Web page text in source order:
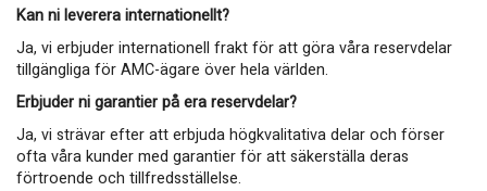
Kan ni leverera internationellt?
Ja, vi erbjuder internationell frakt för att göra våra reservdelar
tillgängliga för AMC-ägare över hela världen.
Erbjuder ni garantier på era reservdelar?
Ja, vi strävar efter att erbjuda högkvalitativa delar och förser
ofta våra kunder med garantier för att säkerställa deras
förtroende och tillfredsställelse.